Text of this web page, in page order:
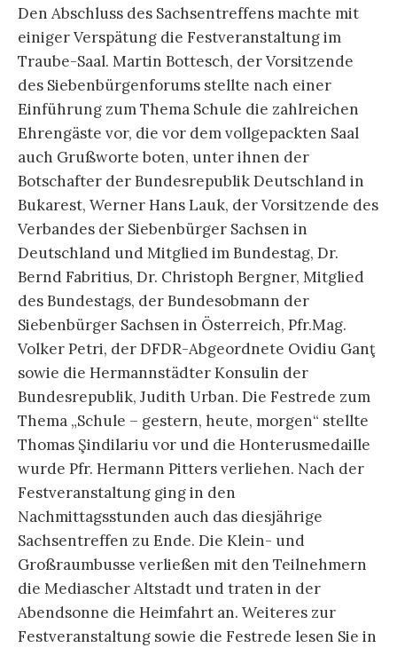
Den Abschluss des Sachsentreffens machte mit
einiger Verspätung die Festveranstaltung im
Traube-Saal. Martin Bottesch, der Vorsitzende
des Siebenbürgenforums stellte nach einer
Einführung zum Thema Schule die zahlreichen
Ehrengäste vor, die vor dem vollgepackten Saal
auch Grußworte boten, unter ihnen der
Botschafter der Bundesrepublik Deutschland in
Bukarest, Werner Hans Lauk, der Vorsitzende des
Verbandes der Siebenbürger Sachsen in
Deutschland und Mitglied im Bundestag, Dr.
Bernd Fabritius, Dr. Christoph Bergner, Mitglied
des Bundestags, der Bundesobmann der
Siebenbürger Sachsen in Österreich, Pfr.Mag.
Volker Petri, der DFDR-Abgeordnete Ovidiu Ganţ
sowie die Hermannstädter Konsulin der
Bundesrepublik, Judith Urban. Die Festrede zum
Thema „Schule – gestern, heute, morgen“ stellte
Thomas Şindilariu vor und die Honterusmedaille
wurde Pfr. Hermann Pitters verliehen. Nach der
Festveranstaltung ging in den
Nachmittagsstunden auch das diesjährige
Sachsentreffen zu Ende. Die Klein- und
Großraumbusse verließen mit den Teilnehmern
die Mediascher Altstadt und traten in der
Abendsonne die Heimfahrt an. Weiteres zur
Festveranstaltung sowie die Festrede lesen Sie in